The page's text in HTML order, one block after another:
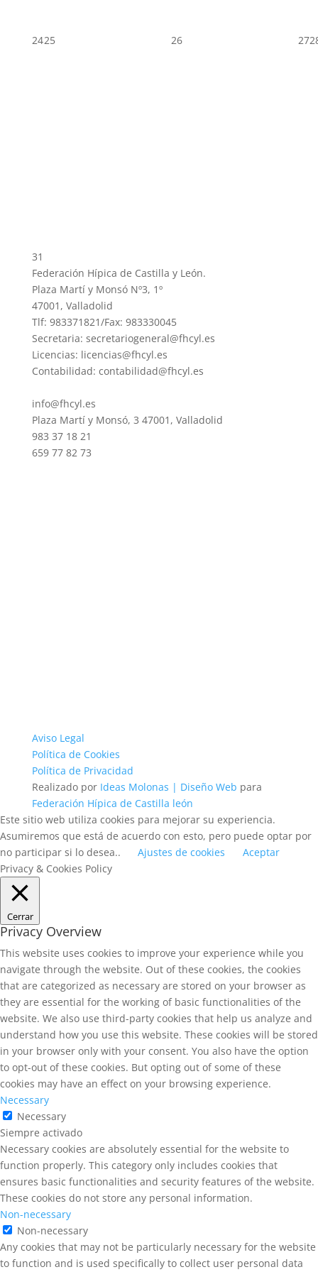
2425 26 27
31
Federación Hípica de Castilla y León.
Plaza Martí y Monsó Nº3, 1º
47001, Valladolid
Tlf: 983371821/Fax: 983330045
Secretaria: secretariogeneral@fhcyl.es
Licencias: licencias@fhcyl.es
Contabilidad: contabilidad@fhcyl.es
info@fhcyl.es
Plaza Martí y Monsó, 3 47001, Valladolid
983 37 18 21
659 77 82 73
Aviso Legal
Política de Cookies
Política de Privacidad
Realizado por Ideas Molonas | Diseño Web para
Federación Hípica de Castilla león
Este sitio web utiliza cookies para mejorar su experiencia.
Asumiremos que está de acuerdo con esto, pero puede optar por
no participar si lo desea..
Ajustes de cookies
Aceptar
Privacy & Cookies Policy
Cerrar
Privacy Overview
This website uses cookies to improve your experience while you
navigate through the website. Out of these cookies, the cookies
that are categorized as necessary are stored on your browser as
they are essential for the working of basic functionalities of the
website. We also use third-party cookies that help us analyze and
understand how you use this website. These cookies will be stored
in your browser only with your consent. You also have the option
to opt-out of these cookies. But opting out of some of these
cookies may have an effect on your browsing experience.
Necessary
Necessary
Siempre activado
Necessary cookies are absolutely essential for the website to
function properly. This category only includes cookies that
ensures basic functionalities and security features of the website.
These cookies do not store any personal information.
Non-necessary
Non-necessary
Any cookies that may not be particularly necessary for the website
to function and is used specifically to collect user personal data